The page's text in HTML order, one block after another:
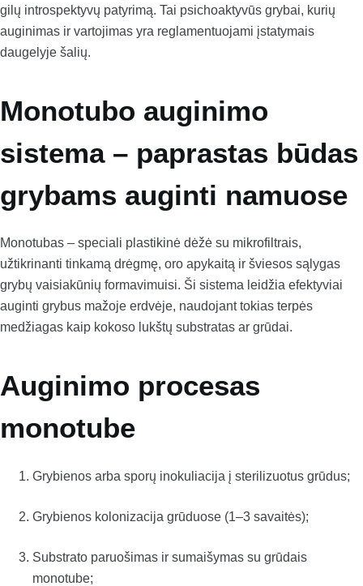
gilų introspektyvų patyrimą. Tai psichoaktyvūs grybai, kurių
auginimas ir vartojimas yra reglamentuojami įstatymais
daugelyje šalių.
Monotubo auginimo
sistema – paprastas būdas
grybams auginti namuose
Monotubas – speciali plastikinė dėžė su mikrofiltrais,
užtikrinanti tinkamą drėgmę, oro apykaitą ir šviesos sąlygas
grybų vaisiakūnių formavimuisi. Ši sistema leidžia efektyviai
auginti grybus mažoje erdvėje, naudojant tokias terpės
medžiagas kaip kokoso lukštų substratas ar grūdai.
Auginimo procesas
monotube
Grybienos arba sporų inokuliacija į sterilizuotus grūdus;
Grybienos kolonizacija grūduose (1–3 savaitės);
Substrato paruošimas ir sumaišymas su grūdais
monotube;